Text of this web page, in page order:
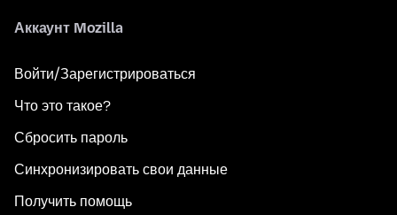
Аккаунт Mozilla
Войти/Зарегистрироваться
Что это такое?
Сбросить пароль
Синхронизировать свои данные
Получить помощь